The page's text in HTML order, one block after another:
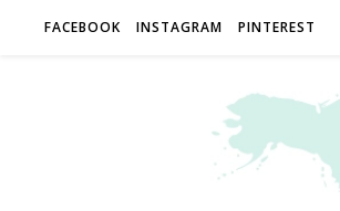
FACEBOOK INSTAGRAM PINTEREST